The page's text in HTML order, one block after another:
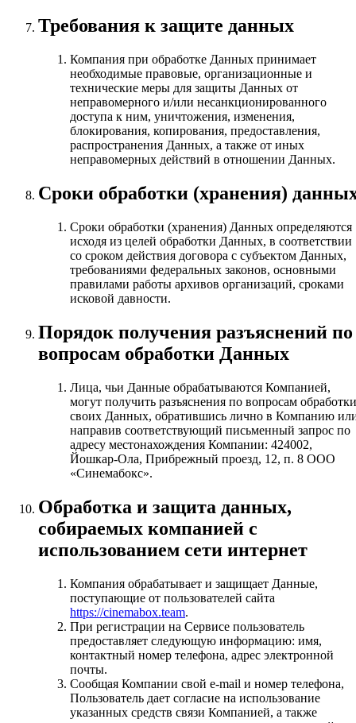
Требования к защите данных
Компания при обработке Данных принимает
необходимые правовые, организационные и
технические меры для защиты Данных от
неправомерного и/или несанкционированного
доступа к ним, уничтожения, изменения,
блокирования, копирования, предоставления,
распространения Данных, а также от иных
неправомерных действий в отношении Данных.
Сроки обработки (хранения)
Сроки обработки (хранения) Данных определяются
исходя из целей обработки Данных, в соответствии
со сроком действия договора с субъектом Данных,
требованиями федеральных законов, основными
правилами работы архивов организаций, сроками
исковой давности.
Порядок получения разъяснений по
вопросам обработки Данных
Лица, чьи Данные обрабатываются Компанией,
могут получить разъяснения по вопросам обработки
своих Данных, обратившись лично в Компанию
направив соответствующий письменный запрос по
адресу местонахождения Компании: 424002,
Йошкар-Ола, Прибрежный проезд, 12, п. 8 ООО
«Синемабокс».
Обработка и защита данных,
собираемых компанией с
использованием сети интернет
Компания обрабатывает и защищает Данные,
поступающие от пользователей сайта
https://cinemabox.team.
При регистрации на Сервисе пользователь
предоставляет следующую информацию: имя,
контактный номер телефона, адрес электронной
почты.
Сообщая Компании свой e-mail и номер телефона,
Пользователь дает согласие на использование
указанных средств связи Компанией, а также